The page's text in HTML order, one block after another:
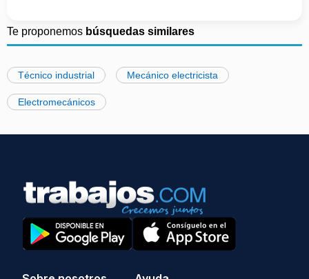
Te proponemos búsquedas similares
Técnico industrial Mecánico electricista
Electromecánicos